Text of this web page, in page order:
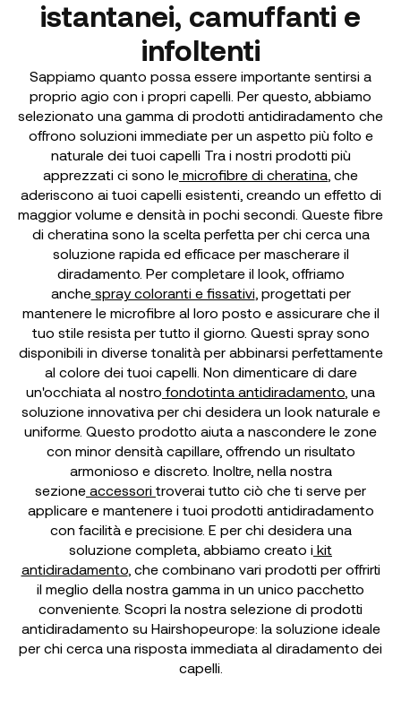
istantanei, camuffanti e
infoltenti
Sappiamo quanto possa essere importante sentirsi a
proprio agio con i propri capelli. Per questo, abbiamo
selezionato una gamma di prodotti antidiradamento che
offrono soluzioni immediate per un aspetto più folto e
naturale dei tuoi capelli Tra i nostri prodotti più
apprezzati ci sono le microfibre di cheratina , che
aderiscono ai tuoi capelli esistenti, creando un effetto di
maggior volume e densità in pochi secondi. Queste fibre
di cheratina sono la scelta perfetta per chi cerca una
soluzione rapida ed efficace per mascherare il
diradamento. Per completare il look, offriamo
anchespray coloranti e fissativi , progettati per
mantenere le microfibre al loro posto e assicurare che il
tuo stile resista per tutto il giorno. Questi spray sono
disponibili in diverse tonalità per abbinarsi perfettamente
al colore dei tuoi capelli. Non dimenticare di dare
un'occhiata al nostro fondotinta antidiradamento , una
soluzione innovativa per chi desidera un look naturale e
uniforme. Questo prodotto aiuta a nascondere le zone
con minor densità capillare, offrendo un risultato
armonioso e discreto. Inoltre, nella nostra
sezione accessori troverai tutto ciò che ti serve per
applicare e mantenere i tuoi prodotti antidiradamento
con facilità e precisione. E per chi desidera una
soluzione completa, abbiamo creato i kit
antidiradamento, che combinano vari prodotti per offrirti
il meglio della nostra gamma in un unico pacchetto
conveniente. Scopri la nostra selezione di prodotti
antidiradamento su Hairshopeurope: la soluzione ideale
per chi cerca una risposta immediata al diradamento dei
capelli.